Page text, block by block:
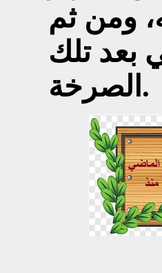
ومن ثم
بعد تلك
الصرخة.